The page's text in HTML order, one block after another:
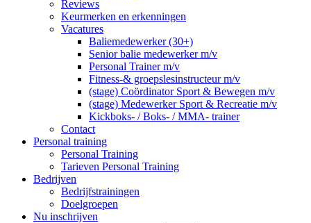
Reviews
Keurmerken en erkenningen
Vacatures
Baliemedewerker (30+)
Senior balie medewerker m/v
Personal Trainer m/v
Fitness-& groepslesinstructeur m/v
(stage) Coördinator Sport & Bewegen m/v
(stage) Medewerker Sport & Recreatie m/v
Kickboks- / Boks- / MMA- trainer
Contact
Personal training
Personal Training
Tarieven Personal Training
Bedrijven
Bedrijfstrainingen
Doelgroepen
Nu inschrijven